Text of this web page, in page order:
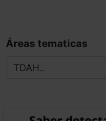
Áreas tematicas